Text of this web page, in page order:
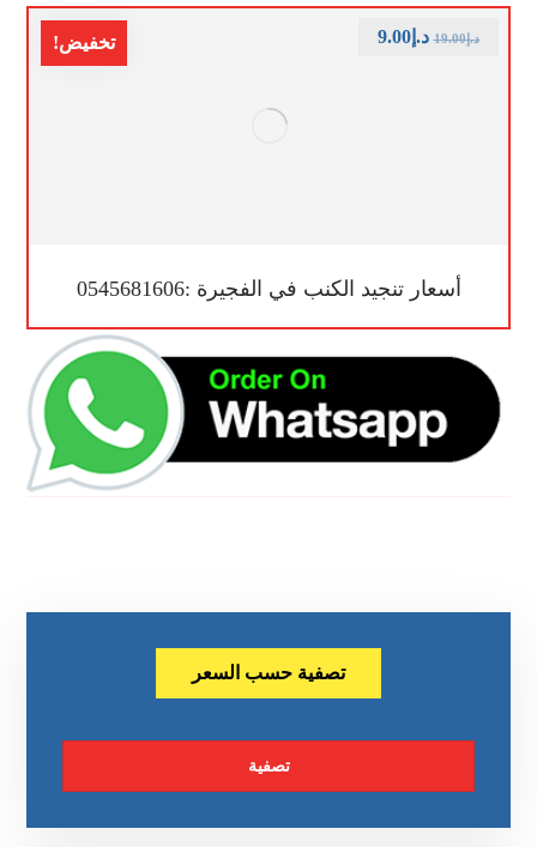
تخفيض!
أسعار تنجيد الكنب في الفجيرة :0545681606
د.إ19.00 د.إ9.00
تصفية حسب السعر
تصفية